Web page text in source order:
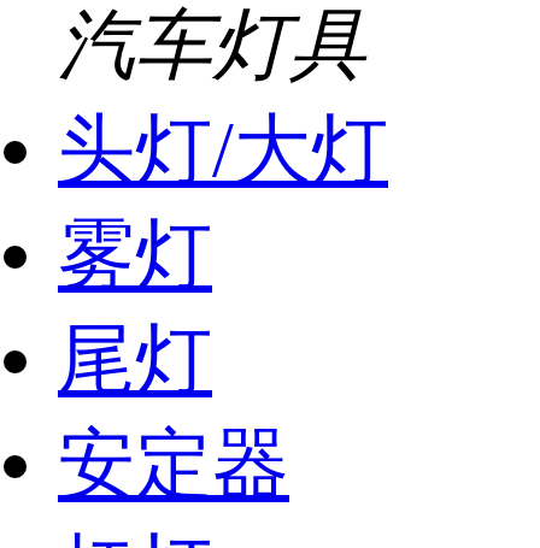
汽车灯具
头灯/大灯
雾灯
尾灯
安定器